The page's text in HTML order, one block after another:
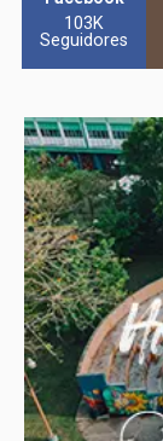
103K
Seguidores